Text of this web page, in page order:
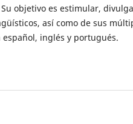
objetivo es estimular,
así como de sus
inglés y portugués.